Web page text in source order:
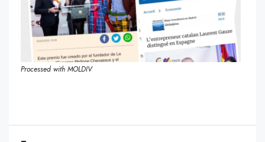
Processed with MOLDIV